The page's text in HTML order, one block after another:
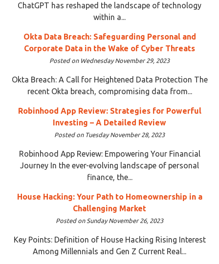
ChatGPT has reshaped the landscape of technology
within a...
Okta Data Breach: Safeguarding Personal and
Corporate Data in the Wake of Cyber Threats
Posted on Wednesday November 29, 2023
Okta Breach: A Call for Heightened Data Protection The
recent Okta breach, compromising data from...
Robinhood App Review: Strategies for Powerful
Investing – A Detailed Review
Posted on Tuesday November 28, 2023
Robinhood App Review: Empowering Your Financial
Journey In the ever-evolving landscape of personal
finance, the...
House Hacking: Your Path to Homeownership in a
Challenging Market
Posted on Sunday November 26, 2023
Key Points: Definition of House Hacking Rising Interest
Among Millennials and Gen Z Current Real...